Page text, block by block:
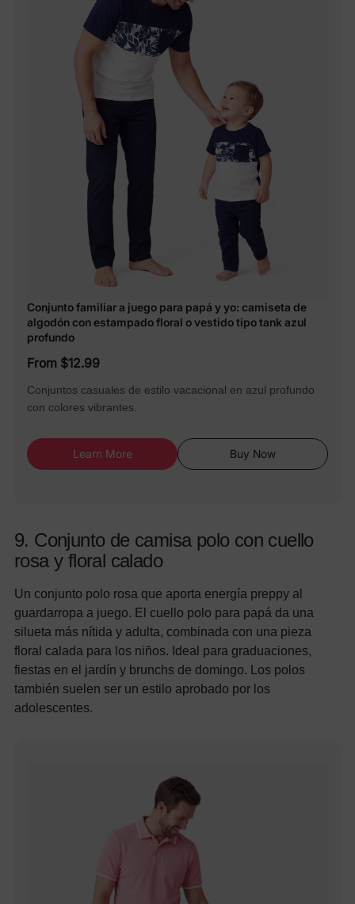
Conjunto familiar a juego para papá y yo: camiseta de
algodón con estampado floral o vestido tipo tank azul
profundo
From $12.99
Conjuntos casuales de estilo vacacional en azul profundo
con colores vibrantes.
Learn More Buy Now
9. Conjunto de camisa polo con cuello
rosa y floral calado
Un conjunto polo rosa que aporta energía preppy al
guardarropa a juego. El cuello polo para papá da una
silueta más nítida y adulta, combinada con una pieza
floral calada para los niños. Ideal para graduaciones,
fiestas en el jardín y brunchs de domingo. Los polos
también suelen ser un estilo aprobado por los
adolescentes.